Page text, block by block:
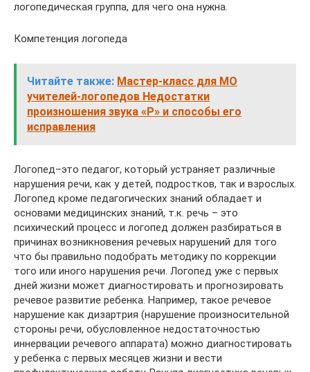
логопедическая группа, для чего она нужна.
Компетенция логопеда
Читайте также: Мастер-класс для МО
учителей-логопедов Недостатки
произношения звука «Р» и способы его
исправления
Логопед–это педагог, который устраняет различные
нарушения речи, как у детей, подростков, так и взрослых.
Логопед кроме педагогических знаний обладает и
основами медицинских знаний, т.к. речь – это
психический процесс и логопед должен разбираться в
причинах возникновения речевых нарушений для того
что бы правильно подобрать методику по коррекции
того или иного нарушения речи. Логопед уже с первых
дней жизни может диагностировать и прогнозировать
речевое развитие ребенка. Например, такое речевое
нарушение как дизартрия (нарушение произносительной
стороны речи, обусловленное недостаточностью
иннервации речевого аппарата) можно диагностировать
у ребенка с первых месяцев жизни и вести